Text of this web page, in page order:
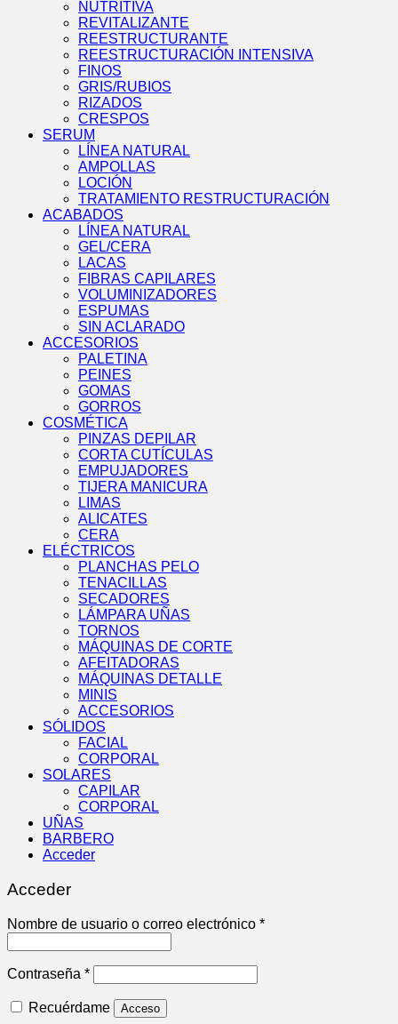
NUTRITIVA
REVITALIZANTE
REESTRUCTURANTE
REESTRUCTURACIÓN INTENSIVA
FINOS
GRIS/RUBIOS
RIZADOS
CRESPOS
SERUM
LÍNEA NATURAL
AMPOLLAS
LOCIÓN
TRATAMIENTO RESTRUCTURACIÓN
ACABADOS
LÍNEA NATURAL
GEL/CERA
LACAS
FIBRAS CAPILARES
VOLUMINIZADORES
ESPUMAS
SIN ACLARADO
ACCESORIOS
PALETINA
PEINES
GOMAS
GORROS
COSMÉTICA
PINZAS DEPILAR
CORTA CUTÍCULAS
EMPUJADORES
TIJERA MANICURA
LIMAS
ALICATES
CERA
ELÉCTRICOS
PLANCHAS PELO
TENACILLAS
SECADORES
LÁMPARA UÑAS
TORNOS
MÁQUINAS DE CORTE
AFEITADORAS
MÁQUINAS DETALLE
MINIS
ACCESORIOS
SÓLIDOS
FACIAL
CORPORAL
SOLARES
CAPILAR
CORPORAL
UÑAS
BARBERO
Acceder
Acceder
Nombre de usuario o correo electrónico *Obligatorio
Contraseña *Obligatorio
Recuérdame Acceso